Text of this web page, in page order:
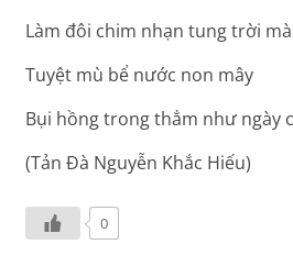
Làm đôi chim nhạn tung trời
Tuyệt mù bể nước non mây
Bụi hồng trong thẳm như ngày
(Tản Đà Nguyễn Khắc Hiếu)
0